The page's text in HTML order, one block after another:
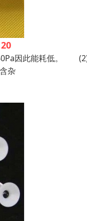
因此能耗低。
杂